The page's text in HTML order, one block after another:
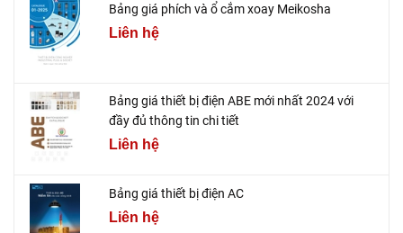
Bảng giá phích và ổ cắm xoay Meikosha
Liên hệ
Bảng giá thiết bị điện ABE mới nhất 2024 với
đầy đủ thông tin chi tiết
Liên hệ
Bảng giá thiết bị điện AC
Liên hệ